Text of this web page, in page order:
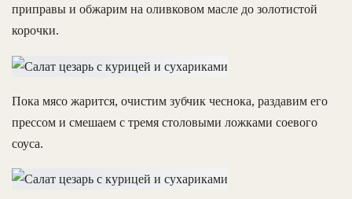
приправы и обжарим на оливковом масле до золотистой
корочки.
Пока мясо жарится, очистим зубчик чеснока, раздавим его
прессом и смешаем с тремя столовыми ложками соевого
соуса.